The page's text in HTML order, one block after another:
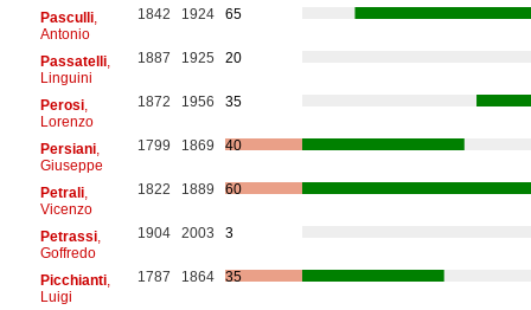
Pasculli,
Antonio
1842 1924 65
Passatelli,
Linguini
1887 1925 20
Perosi,
Lorenzo
1872 1956 35
Persiani,
Giuseppe
1799 1869 40
Petrali,
Vicenzo
1822 1889 60
Petrassi,
Goffredo
1904 2003 3
Picchianti,
Luigi
1787 1864 35